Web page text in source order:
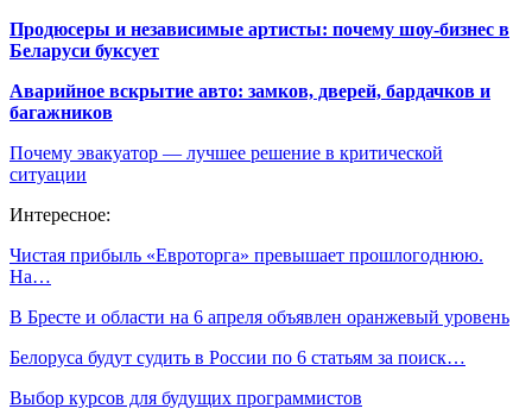
Продюсеры и независимые артисты: почему шоу-бизнес в
Беларуси буксует
Аварийное вскрытие авто: замков, дверей, бардачков и
багажников
Почему эвакуатор — лучшее решение в критической
ситуации
Интересное:
Чистая прибыль «Евроторга» превышает прошлогоднюю.
На…
В Бресте и области на 6 апреля объявлен оранжевый уровень
Белоруса будут судить в России по 6 статьям за поиск…
Выбор курсов для будущих программистов